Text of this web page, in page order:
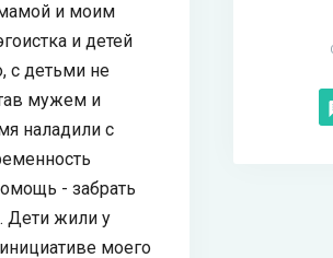
и моим
и детей
с детьми не
мужем и
наладили с
- забрать
Дети жили у
моего